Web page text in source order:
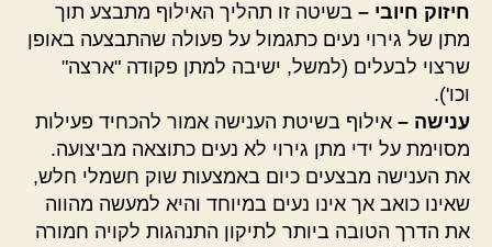
חיזוק חיובי – בשיטה זו תהליך האילוף מתבצע תוך
מתן של גירוי נעים כתגמול על פעולה שהתבצעה באופן
שרצוי לבעלים (למשל, ישיבה למתן פקודה "ארצה"
וכו').
ענישה – אילוף בשיטת הענישה אמור להכחיד פעילות
מסוימת על ידי מתן גירוי לא נעים כתוצאה מביצועה.
את הענישה מבצעים כיום באמצעות שוק חשמלי חלש,
שאינו כואב אך אינו נעים במיוחד והיא למעשה מהווה
את הדרך הטובה ביותר לתיקון התנהגות לקויה חמורה